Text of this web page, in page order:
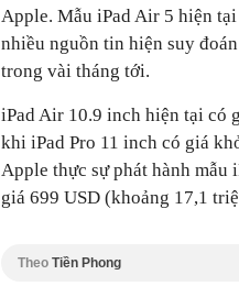
Apple. Mẫu iPad Air 5 hiện
nhiều nguồn tin hiện suy
trong vài tháng tới.‌
iPad Air‌ 10.9 inch hiện tại có
khi ‌iPad Pro‌ 11 inch có giá
Apple thực sự phát hành
giá 699 USD (khoảng 17,1
Theo Tiền Phong